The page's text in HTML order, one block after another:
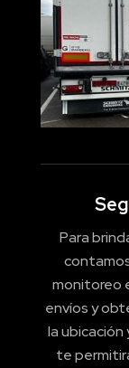
Para
monitoreo
envíos y
la
te